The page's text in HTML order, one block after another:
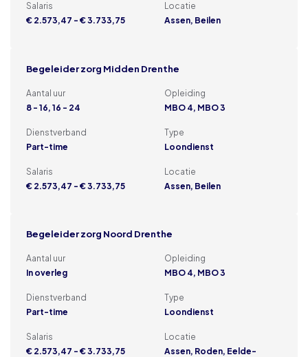
Salaris
€ 2.573,47 - € 3.733,75
Locatie
Assen, Beilen
Begeleider zorg Midden Drenthe
Aantal uur
8 - 16, 16 - 24
Opleiding
MBO 4, MBO 3
Dienstverband
Part-time
Type
Loondienst
Salaris
€ 2.573,47 - € 3.733,75
Locatie
Assen, Beilen
Begeleider zorg Noord Drenthe
Aantal uur
In overleg
Opleiding
MBO 4, MBO 3
Dienstverband
Part-time
Type
Loondienst
Salaris
€ 2.573,47 - € 3.733,75
Locatie
Assen, Roden, Eelde-